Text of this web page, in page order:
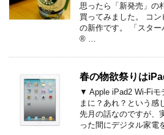
思ったら「新発売」の
買ってみました。 コ
の新作です。 「スタ
® …
春の物欲祭りは
▼ Apple iPad2 Wi-Fiモ
まに？あれ？という感
先月の話なのですが、
った間にデジタル家電